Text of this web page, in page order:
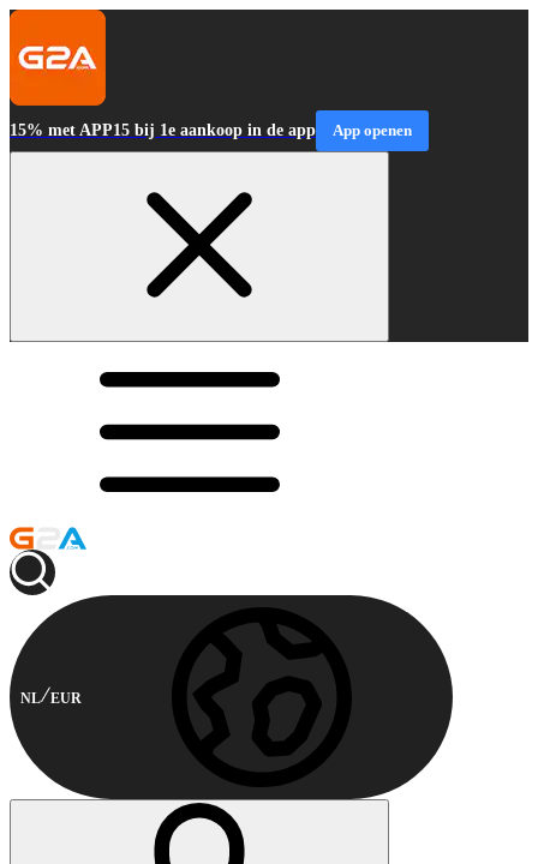
15% met APP15 bij 1e aankoop in de app App openen
NL EUR